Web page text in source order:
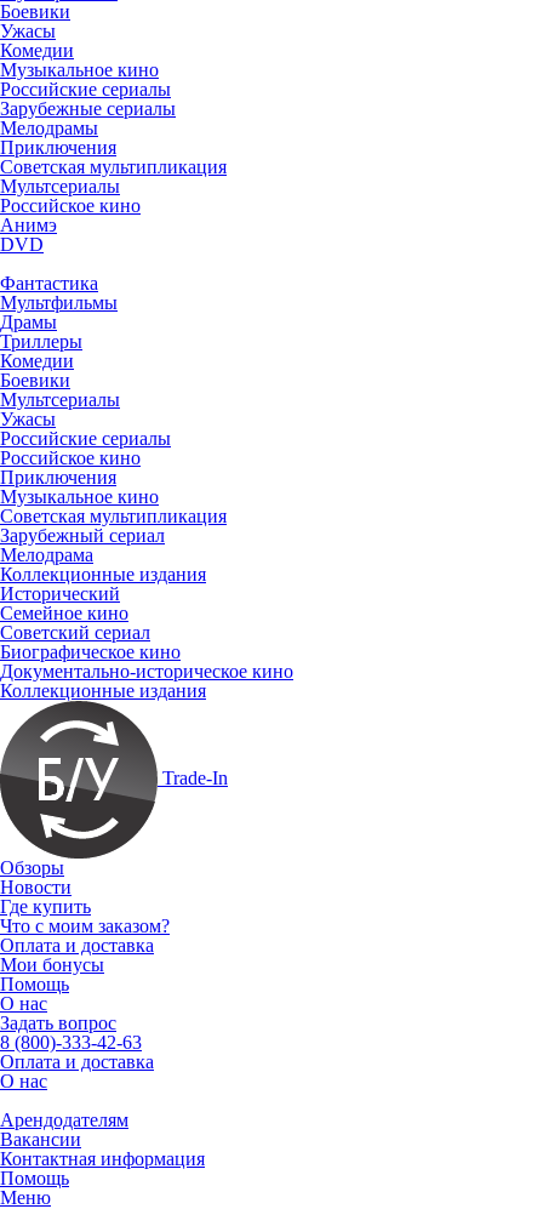
Боевики
Ужасы
Комедии
Музыкальное кино
Российские сериалы
Зарубежные сериалы
Мелодрамы
Приключения
Советская мультипликация
Мультсериалы
Российское кино
Анимэ
DVD
Фантастика
Мультфильмы
Драмы
Триллеры
Комедии
Боевики
Мультсериалы
Ужасы
Российские сериалы
Российское кино
Приключения
Музыкальное кино
Советская мультипликация
Зарубежный сериал
Мелодрама
Коллекционные издания
Исторический
Семейное кино
Советский сериал
Биографическое кино
Документально-историческое кино
Коллекционные издания
Trade-In
Обзоры
Новости
Где купить
Что с моим заказом?
Оплата и доставка
Мои бонусы
Помощь
О нас
Задать вопрос
8 (800)-333-42-63
Оплата и доставка
О нас
Арендодателям
Вакансии
Контактная информация
Помощь
Меню